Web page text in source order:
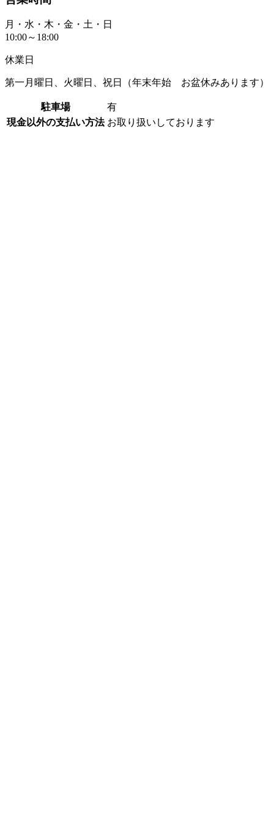
月・水・木・金・土・日
10:00～18:00
休業日
第一月曜日、火曜日、祝日（年末年始 お盆休みあります）
駐車場
有
現金以外の支払い方法 お取り扱いしております